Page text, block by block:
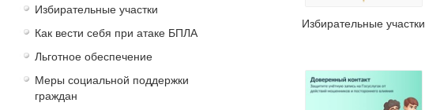
Избирательные участки
Как вести себя при атаке БПЛА
Льготное обеспечение
Меры социальной поддержки
граждан
Избирательные участки